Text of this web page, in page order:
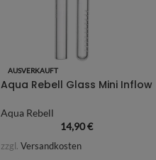
AUSVERKAUFT
Aqua Rebell Glass Mini Inflow
Aqua Rebell
14,90€
zzgl. Versandkosten